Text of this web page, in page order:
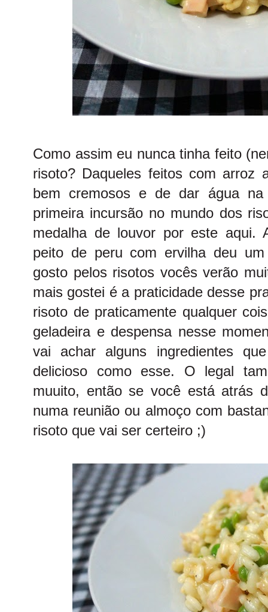
Como assim eu nunca tinha feito
risoto? Daqueles feitos com arroz
bem cremosos e de dar água
primeira incursão no mundo dos
medalha de louvor por este aqui.
peito de peru com ervilha deu
gosto pelos risotos vocês verão
mais gostei é a praticidade desse
risoto de praticamente qualquer
geladeira e despensa nesse
vai achar alguns ingredientes
delicioso como esse. O legal
muuito, então se você está atrás
numa reunião ou almoço com
risoto que vai ser certeiro ;)